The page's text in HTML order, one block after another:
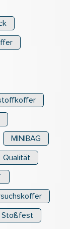
MINIBAG
Qualität
Stoßfest